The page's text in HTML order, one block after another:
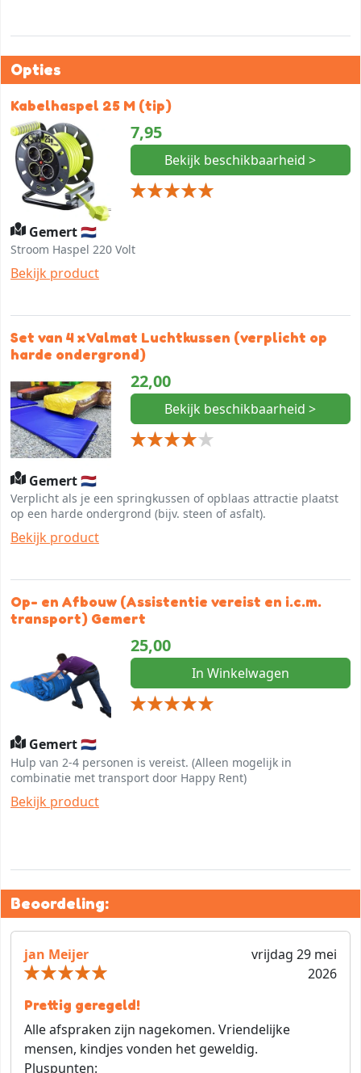
Opties
Kabelhaspel 25 M (tip)
7,95
Bekijk beschikbaarheid >
Gemert 🇳🇱
Stroom Haspel 220 Volt
Bekijk product
Set van 4 x Valmat Luchtkussen (verplicht op
harde ondergrond)
22,00
Bekijk beschikbaarheid >
Gemert 🇳🇱
Verplicht als je een springkussen of opblaas attractie plaatst
op een harde ondergrond (bijv. steen of asfalt).
Bekijk product
Op- en Afbouw (Assistentie vereist en i.c.m.
transport) Gemert
25,00
In Winkelwagen
Gemert 🇳🇱
Hulp van 2-4 personen is vereist. (Alleen mogelijk in
combinatie met transport door Happy Rent)
Bekijk product
Beoordeling:
jan Meijer
vrijdag 29 mei
2026
Prettig geregeld!
Alle afspraken zijn nagekomen. Vriendelijke
mensen, kindjes vonden het geweldig.
Pluspunten: